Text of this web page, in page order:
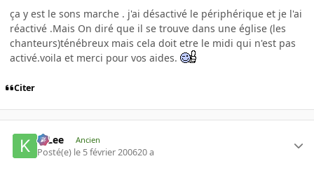
ça y est le sons marche . j'ai désactivé le périphérique et je l'ai
réactivé .Mais On diré que il se trouve dans une église (les
chanteurs)ténébreux mais cela doit etre le midi qui n'est pas
activé.voila et merci pour vos aides.
Citer
K-Lee Ancien
Posté(e) le 5 février 200620 a